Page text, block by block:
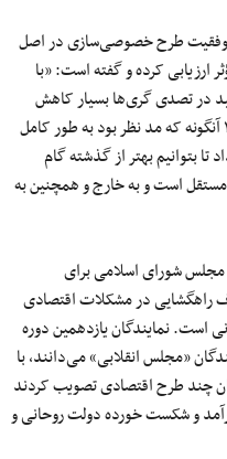
موفقیت طرح خصوصی‌سازی در اصل
ارزیابی کرده و گفته است: «با
ابلاغی اصل ۴۴ سهم تولید در تصدی گری‌ها بسیار کاهش
یافته است گفت اگرچه سیاست‌های اصل ۴۴ آنگونه که مد نظر بود به طور کامل
بتوانیم بهتر از گذشته گام
است و به خارج و همچنین به
مجلس شورای اسلامی برای
راهگشایی در مشکلات اقتصادی
است. نمایندگان یازدهمین دوره
«مجلس انقلابی» می‌دانند، با
چند طرح اقتصادی تصویب کردند
و شکست خورده دولت روحانی و